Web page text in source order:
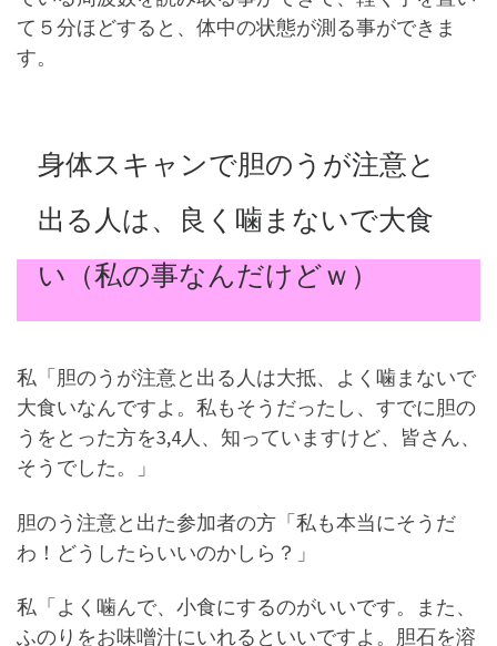
て５分ほどすると、体中の状態が測る事ができま
す。
身体スキャンで胆のうが注意と
出る人は、良く噛まないで大食
い（私の事なんだけどｗ）
私「胆のうが注意と出る人は大抵、よく噛まないで
大食いなんですよ。私もそうだったし、すでに胆の
うをとった方を3,4人、知っていますけど、皆さん、
そうでした。」
胆のう注意と出た参加者の方「私も本当にそうだ
わ！どうしたらいいのかしら？」
私「よく噛んで、小食にするのがいいです。また、
ふのりをお味噌汁にいれるといいですよ。胆石を溶